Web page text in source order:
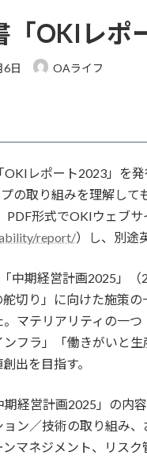
OKIレポ
6日 OAライフ
レポート2023」を
の取り組みを理解して
PDF形式でOKIウェブ
report/）し、別途
中期経営計画2025」（
切り」に向けた施策
。マテリアリティの一
フラ」「働きがいと
出を目指す。
経営計画2025」の内
ン／技術の取り組み
マネジメント、リス